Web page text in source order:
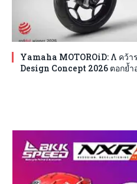
Yamaha MOTOROiD: Λ คว้า
Design Concept 2026 ตอกย้